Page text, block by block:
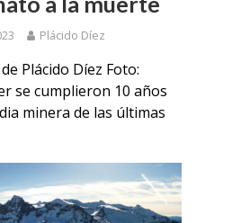
Plácido Díez
Plácido Díez Foto:
se cumplieron 10 años
minera de las últimas